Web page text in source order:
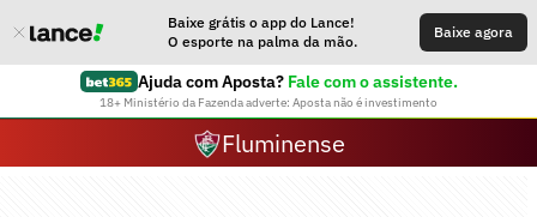
Baixe grátis o app do Lance!
O esporte na palma da mão.
Baixe agora
Ajuda com Aposta? Fale com o assistente.
18+ Ministério da Fazenda adverte: Aposta não é investimento
Fluminense